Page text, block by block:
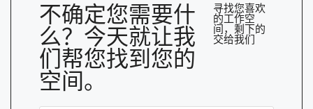
不确定您需要什
么？今天就让我
们帮您找到您的
空间。
寻找您喜欢
的工作空
间，剩下的
交给我们